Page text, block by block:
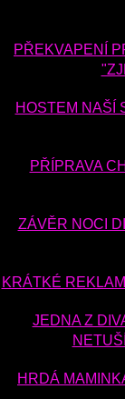
PŘEKVAPENÍ
HOSTEM NAŠÍ
PŘÍPRAVA
ZÁVĚR NOCI
KRÁTKÉ
JEDNA Z
HRDÁ